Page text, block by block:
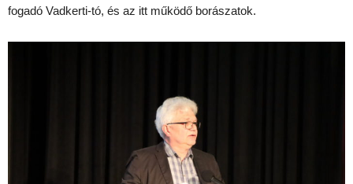
fogadó Vadkerti-tó, és az itt működő borászatok.